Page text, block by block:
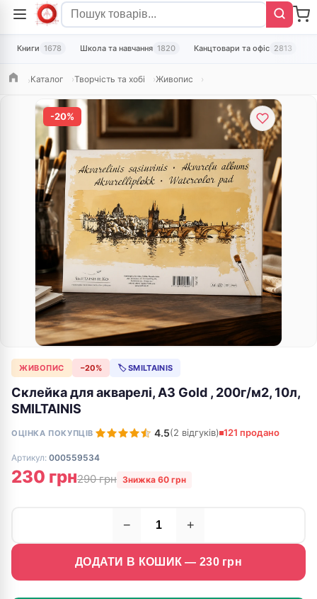
Книги 1678 Школа та навчання 1820 Канцтовари та офіс 2813
ГоловнаКаталог Творчість та хобі Живопис
-20%
ЖИВОПИС −20% 🏷 SMILTAINIS
Склейка для акварелі, А3 Gold , 200г/м2, 10л,
SMILTAINIS
ОЦІНКА ПОКУПЦІВ 4.5(2 відгуків) 121 продано
Артикул: 000559534
230 грн290 грн Знижка 60 грн
− +
ДОДАТИ В КОШИК — 230грн